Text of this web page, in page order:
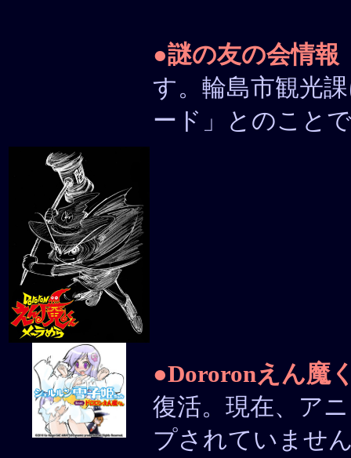
●謎の友の会情報
す。輪島市観光
ード」とのこと
●Dororonえん魔
復活。現在、ア
プされていませ